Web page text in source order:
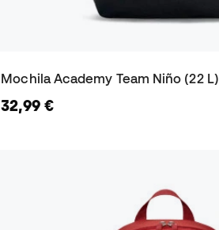
Mochila Academy Team Niño (22 L)
32,99 €